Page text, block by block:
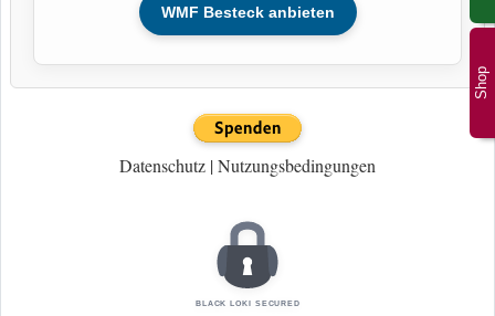
Shop
WMF Besteck anbieten
Datenschutz |Nutzungsbedingungen
BLACK LOKI SECURED